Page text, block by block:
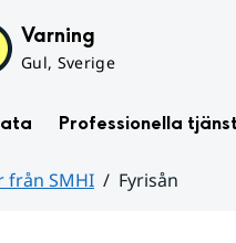
Varning
Gul, Sverige
Professionella
från SMHI
Fyrisån